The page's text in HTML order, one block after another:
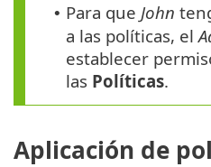
• Para que John
a las políticas, el
establecer
las Políticas.
Aplicación de